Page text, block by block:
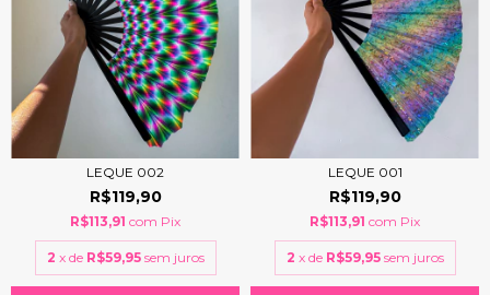
LEQUE 002
R$119,90
R$113,91 com Pix
2 x de R$59,95 sem juros
LEQUE 001
R$119,90
R$113,91 com Pix
2 x de R$59,95 sem juros